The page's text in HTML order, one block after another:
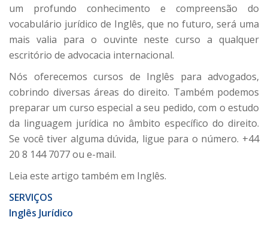
um profundo conhecimento e compreensão do
vocabulário jurídico de Inglês, que no futuro, será uma
mais valia para o ouvinte neste curso a qualquer
escritório de advocacia internacional.
Nós oferecemos cursos de Inglês para advogados,
cobrindo diversas áreas do direito. Também podemos
preparar um curso especial a seu pedido, com o estudo
da linguagem jurídica no âmbito específico do direito.
Se você tiver alguma dúvida, ligue para o número. +44
20 8 144 7077 ou e-mail.
Leia este artigo também em Inglês.
SERVIÇOS
Inglês Jurídico